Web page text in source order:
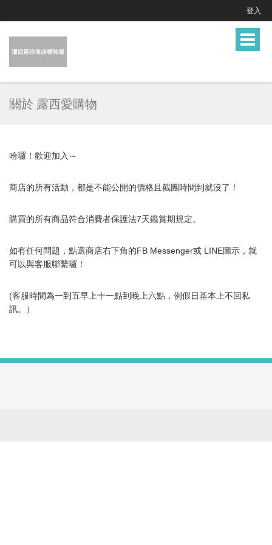
登入
Toggle
關於 露西愛購物
哈囉！歡迎加入～
商店的所有活動，都是不能公開的價格且截團時間到就沒了！
購買的所有商品符合消費者保護法7天鑑賞期規定。
如有任何問題，點選商店右下角的FB Messenger或 LINE圖示，就
可以與客服聯繫囉！
(客服時間為一到五早上十一點到晚上六點，例假日基本上不回私
訊。）